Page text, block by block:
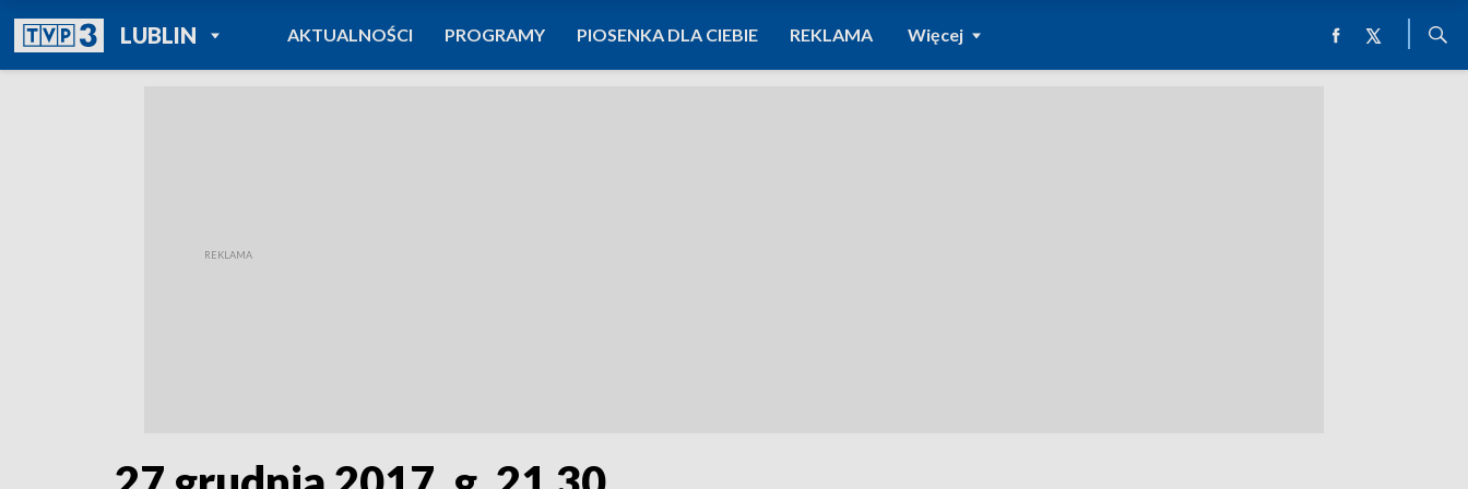
LUBLINPOWRÓT DO
TVP REGIONY
AKTUALNOŚCI PROGRAMY PIOSENKA DLA CIEBIE REKLAMA Więcej